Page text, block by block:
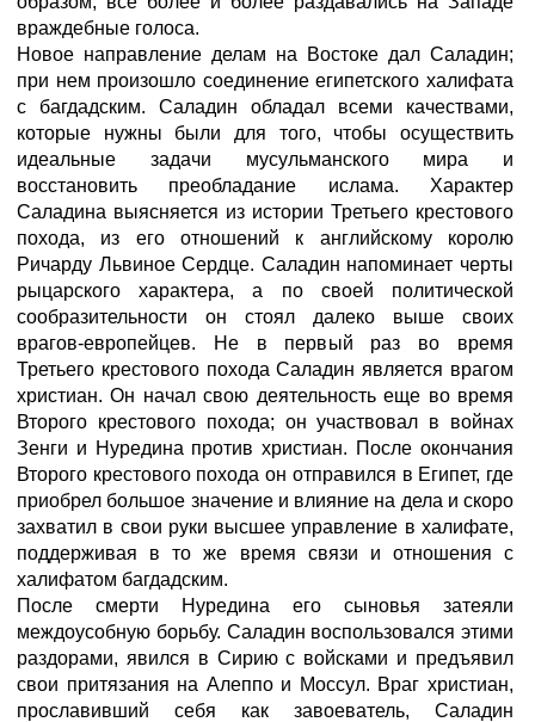
враждебные голоса.
Новое направление делам на Востоке дал Саладин;
при нем произошло соединение египетского халифата
с багдадским. Саладин обладал всеми качествами,
которые нужны были для того, чтобы осуществить
идеальные задачи мусульманского мира и
восстановить преобладание ислама. Характер
Саладина выясняется из истории Третьего крестового
похода, из его отношений к английскому королю
Ричарду Львиное Сердце. Саладин напоминает черты
рыцарского характера, а по своей политической
сообразительности он стоял далеко выше своих
врагов-европейцев. Не в первый раз во время
Третьего крестового похода Саладин является врагом
христиан. Он начал свою деятельность еще во время
Второго крестового похода; он участвовал в войнах
Зенги и Нуредина против христиан. После окончания
Второго крестового похода он отправился в Египет, где
приобрел большое значение и влияние на дела и скоро
захватил в свои руки высшее управление в халифате,
поддерживая в то же время связи и отношения с
халифатом багдадским.
После смерти Нуредина его сыновья затеяли
междоусобную борьбу. Саладин воспользовался этими
раздорами, явился в Сирию с войсками и предъявил
свои притязания на Алеппо и Моссул. Враг христиан,
прославивший себя как завоеватель, Саладин